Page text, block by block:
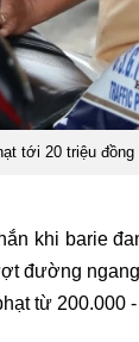
tới 20 triệu
khi barie
đường
từ 200.000